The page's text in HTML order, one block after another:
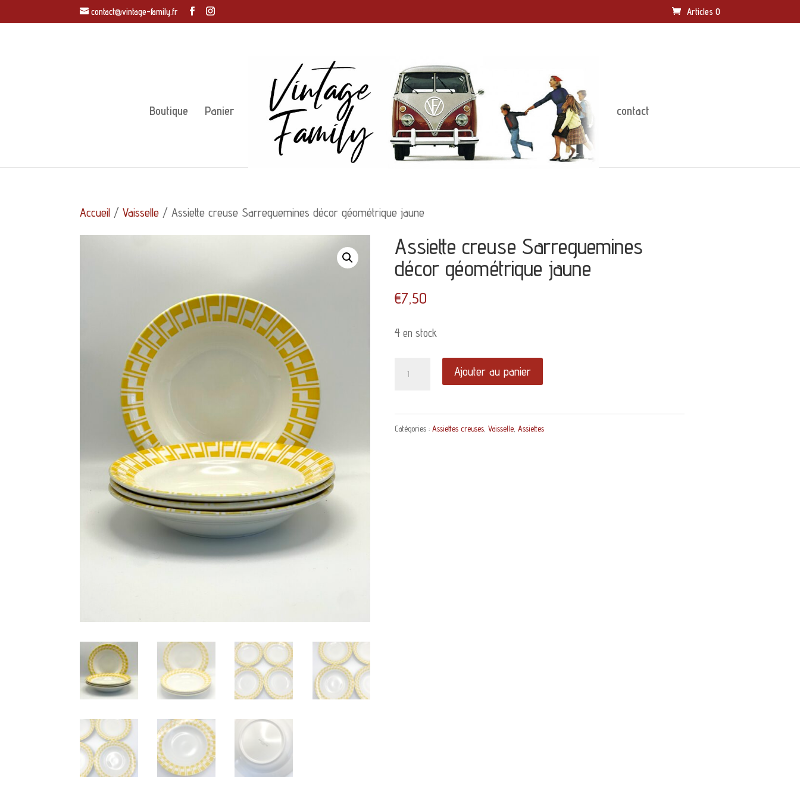
contact@vintage-family.fr Articles 0
Boutique Panier contact
Accueil /Vaisselle / Assiette creuse Sarreguemines décor géométrique jaune
Assiette creuse Sarreguemines
décor géométrique jaune
€7,50
4 en stock
quantité
Assiette
creuse
Ajouter au panier
Catégories : Assiettes creuses, Vaisselle, Assiettes